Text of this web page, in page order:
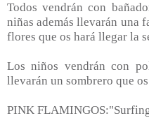
Todos vendrán con
niñas además llevarán una
flores que os hará llegar la
Los niños vendrán con
llevarán un sombrero que
PINK